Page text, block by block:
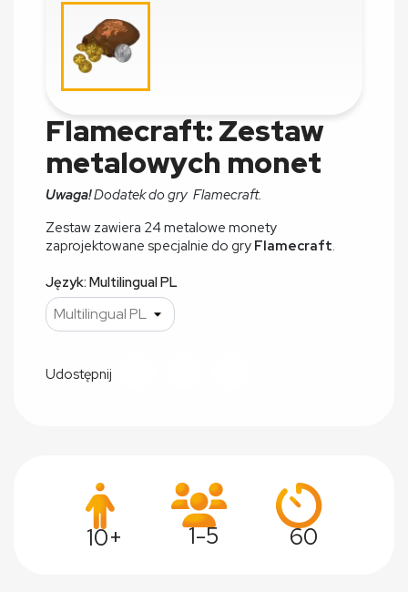
Flamecraft: Zestaw
metalowych monet
Uwaga!Dodatek do gry Flamecraft.
Zestaw zawiera 24 metalowe monety
zaprojektowane specjalnie do gry Flamecraft.
Język: Multilingual PL
Udostępnij
10+ 1-5 60